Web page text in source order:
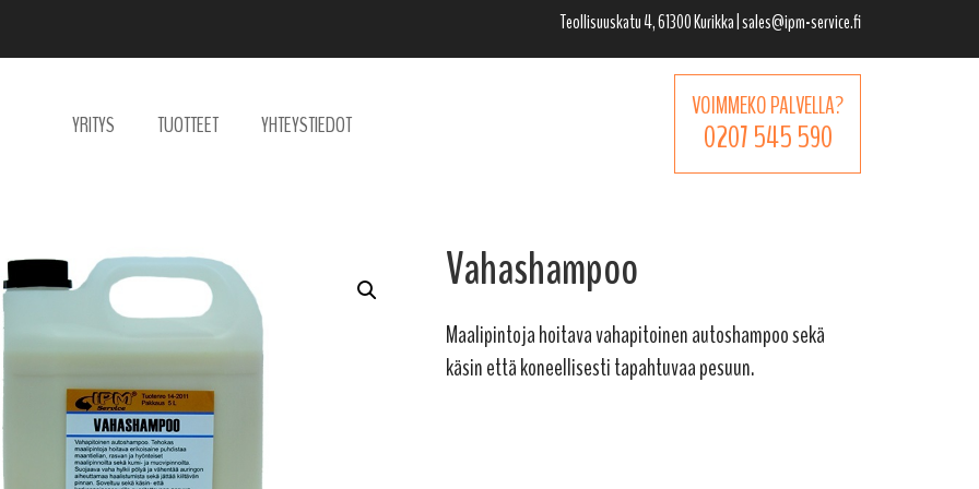
Teollisuuskatu 4, 61300 Kurikka | sales@ipm-service.fi
VOIMMEKO PALVELLA?
0207 545 590
YRITYS TUOTTEET YHTEYSTIEDOT
Vahashampoo
Maalipintoja hoitava vahapitoinen autoshampoo sekä
käsin että koneellisesti tapahtuvaa pesuun.